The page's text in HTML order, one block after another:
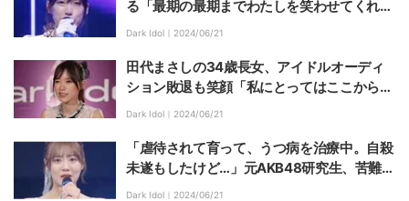
る「最期の最期までわたしを笑わせてくれ
た」
Dark Idol｜ 2024/06/21
田代まさしの34歳長女、アイドルオーディ
ション敗退も笑顔「私にとってはここからが
新しいスタート」
Dark Idol｜ 2024/06/21
「虐待されて育って、うつ病を治療中。自殺
未遂もしたけど…」元AKB48研究生、苦難を
乗り越え再起をかけた涙のオーディション
Dark Idol｜ 2024/06/21